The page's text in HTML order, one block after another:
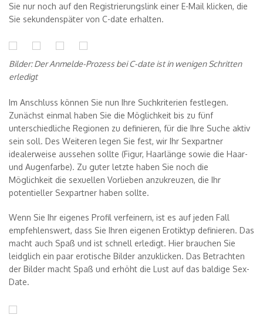
Sie nur noch auf den Registrierungslink einer E-Mail klicken, die
Sie sekundenspäter von C-date erhalten.
Bilder: Der Anmelde-Prozess bei C-date ist in wenigen Schritten
erledigt
Im Anschluss können Sie nun Ihre Suchkriterien festlegen.
Zunächst einmal haben Sie die Möglichkeit bis zu fünf
unterschiedliche Regionen zu definieren, für die Ihre Suche aktiv
sein soll. Des Weiteren legen Sie fest, wir Ihr Sexpartner
idealerweise aussehen sollte (Figur, Haarlänge sowie die Haar-
und Augenfarbe). Zu guter letzte haben Sie noch die
Möglichkeit die sexuellen Vorlieben anzukreuzen, die Ihr
potentieller Sexpartner haben sollte.
Wenn Sie Ihr eigenes Profil verfeinern, ist es auf jeden Fall
empfehlenswert, dass Sie Ihren eigenen Erotiktyp definieren. Das
macht auch Spaß und ist schnell erledigt. Hier brauchen Sie
leidglich ein paar erotische Bilder anzuklicken. Das Betrachten
der Bilder macht Spaß und erhöht die Lust auf das baldige Sex-
Date.